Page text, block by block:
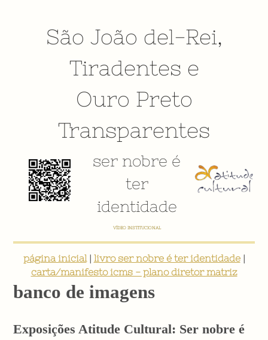
São João del-Rei,
Tiradentes e
Ouro Preto
Transparentes
ser nobre é
ter
identidade
VÍDEO INSTITUCIONAL
página inicial| livro ser nobre é ter identidade|
carta/manifesto icms - plano diretor matriz
banco de imagens
Exposições Atitude Cultural: Ser nobre é